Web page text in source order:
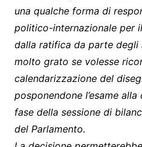
una qualche forma di
politico-internazionale per
dalla ratifica da parte degli
molto grato se volesse
calendarizzazione del
posponendone l’esame
fase della sessione di
del Parlamento.